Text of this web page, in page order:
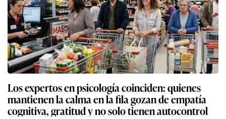
Los expertos en psicología coinciden: quienes
mantienen la calma en la fila gozan de empatía
cognitiva, gratitud y no solo tienen autocontrol